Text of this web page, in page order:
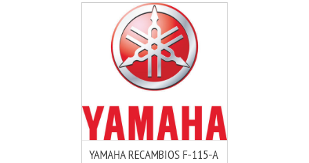
YAMAHA RECAMBIOS F-115-A